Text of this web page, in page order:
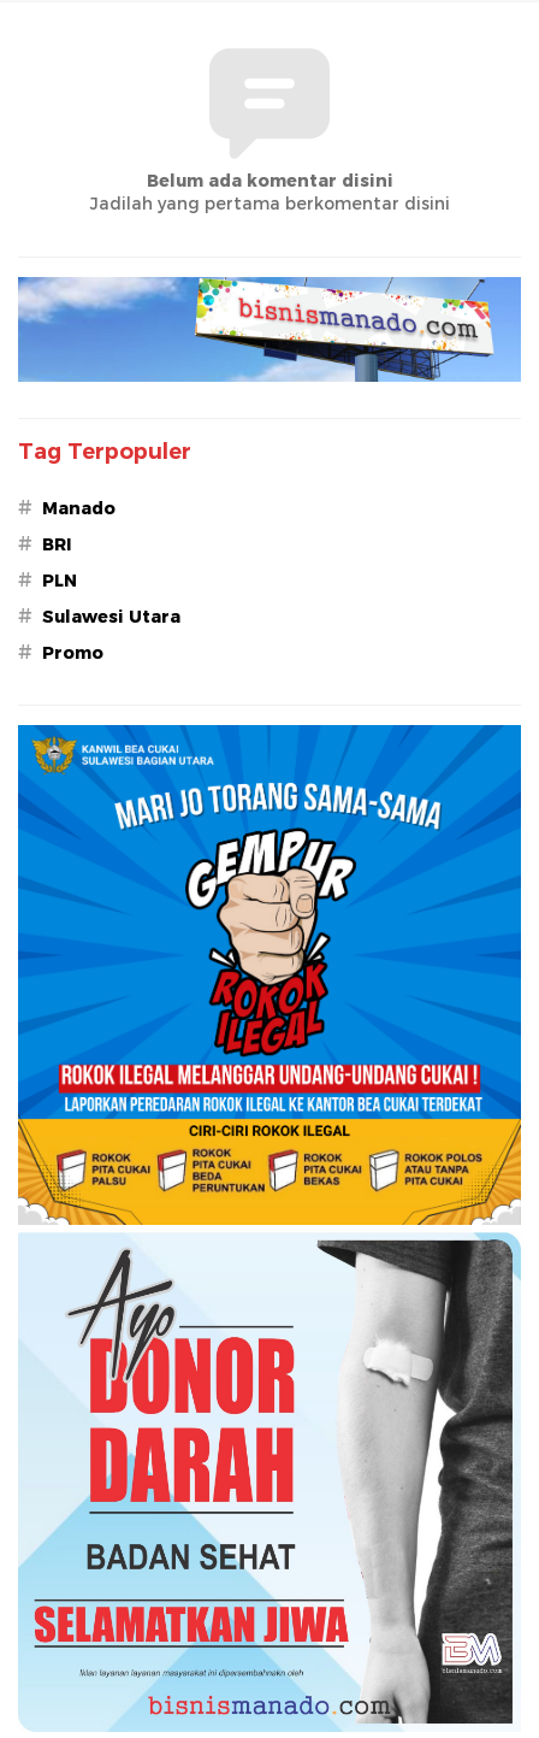
Belum ada komentar disini
Jadilah yang pertama berkomentar disini
Tag Terpopuler
# Manado
# BRI
# PLN
# Sulawesi Utara
# Promo